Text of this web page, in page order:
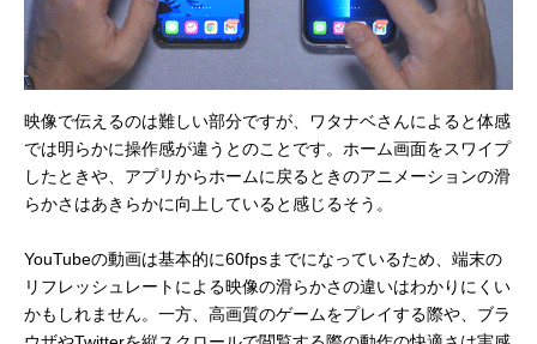
映像で伝えるのは難しい部分ですが、ワタナベさんによると体感
では明らかに操作感が違うとのことです。ホーム画面をスワイプ
したときや、アプリからホームに戻るときのアニメーションの滑
らかさはあきらかに向上していると感じるそう。
YouTubeの動画は基本的に60fpsまでになっているため、端末の
リフレッシュレートによる映像の滑らかさの違いはわかりにくい
かもしれません。一方、高画質のゲームをプレイする際や、ブラ